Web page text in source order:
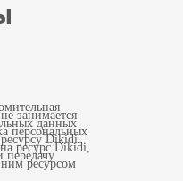
занимается
данных
персональных
Dikidi.
ресурс Dikidi,
передачу
ресурсом